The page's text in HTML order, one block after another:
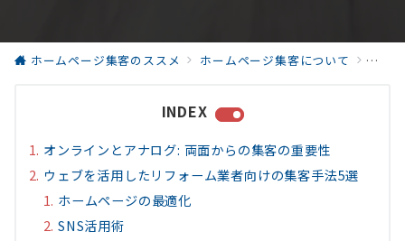
ホームページ集客のススメ ホームページ集客について リフ
INDEX
オンラインとアナログ: 両面からの集客の重要性
ウェブを活用したリフォーム業者向けの集客手法5選
ホームページの最適化
SNS活用術